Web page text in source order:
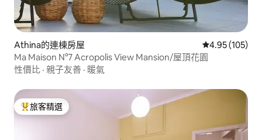
Athina的連棟房屋 從 105 則評價
4.95 (105)
Ma Maison N°7 Acropolis View Mansion/屋頂花園
性價比 · 親子友善 · 暖氣
旅客精選榜首
旅客精選